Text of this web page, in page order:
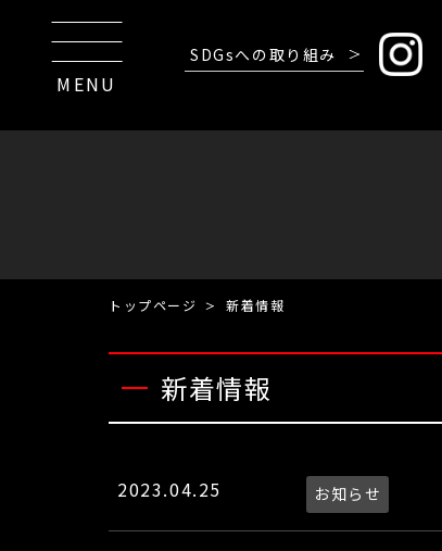
MENU
SDGsへの取り組み
トップページ 新着情報
新着情報
2023.04.25 お知らせ